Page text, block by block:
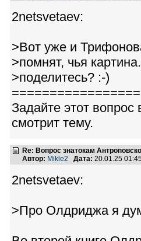
2netsvetaev:
>Вот уже и
>помнят, чья
>поделитесь? :-)
Задайте этот
смотрит тему.
Re: Вопрос знатокам
Автор: Mikle2 Дата: 20.01.25
2netsvetaev:
>Про Олдриджа я